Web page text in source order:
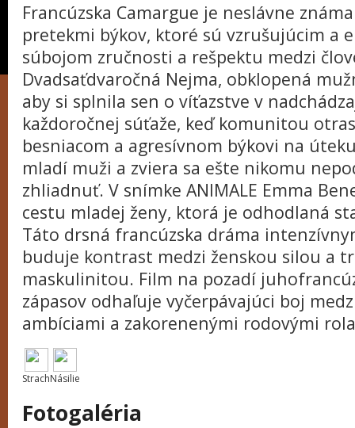
Francúzska Camargue je neslávne
pretekmi býkov, ktoré sú vzrušujúcim a
súbojom zručnosti a rešpektu medzi
Dvadsaťdvaročná Nejma, obklopená
aby si splnila sen o víťazstve v
každoročnej súťaže, keď komunitou
besniacom a agresívnom býkovi na
mladí muži a zviera sa ešte nikomu
zhliadnuť. V snímke ANIMALE Emma
cestu mladej ženy, ktorá je odhodlaná
Táto drsná francúzska dráma
buduje kontrast medzi ženskou silou a
maskulinitou. Film na pozadí
zápasov odhaľuje vyčerpávajúci boj
ambíciami a zakorenenými rodovými
StrachNásilie
Fotogaléria